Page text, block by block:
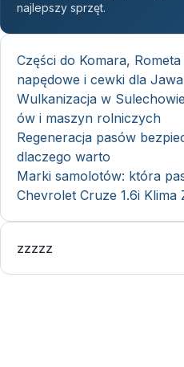
najlepszy sprzęt.
Części do Komara,
napędowe i cewki dla
Wulkanizacja w
ów i maszyn rolniczych
Regeneracja pasów
dlaczego warto
Marki samolotów: która
Chevrolet Cruze 1.6i
zzzzz